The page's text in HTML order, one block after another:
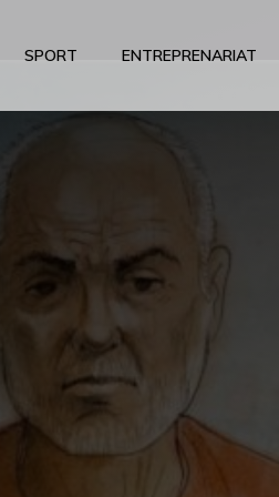
SPORT ENTREPRENARIAT